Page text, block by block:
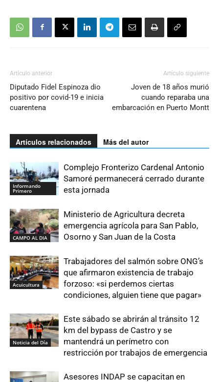
Artículo anterior
Diputado Fidel Espinoza dio
positivo por covid-19 e inicia
cuarentena
Artículo siguiente
Joven de 18 años murió
cuando reparaba una
embarcación en Puerto Montt
Artículos relacionados Más del autor
Informando
Primero
Complejo Fronterizo Cardenal Antonio
Samoré permanecerá cerrado durante
esta jornada
CAMPO AL DIA
Ministerio de Agricultura decreta
emergencia agrícola para San Pablo,
Osorno y San Juan de la Costa
Acuicultura
Trabajadores del salmón sobre ONG’s
que afirmaron existencia de trabajo
forzoso: «si perdemos ciertas
condiciones, alguien tiene que pagar»
Noticia del Día
Este sábado se abrirán al tránsito 12
km del bypass de Castro y se
mantendrá un perímetro con
restricción por trabajos de emergencia
Asesores INDAP se capacitan en